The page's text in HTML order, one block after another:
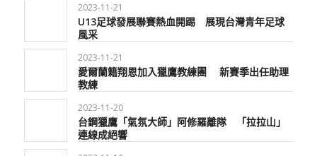
2023-11-21
U13足球發展聯賽熱血開踢 展現台灣青年足球
風采
2023-11-21
愛爾蘭籍翔恩加入獵鷹教練團 新賽季出任助理
教練
2023-11-20
台鋼獵鷹「氣氛大師」阿修羅離隊 「拉拉山」
連線成絕響